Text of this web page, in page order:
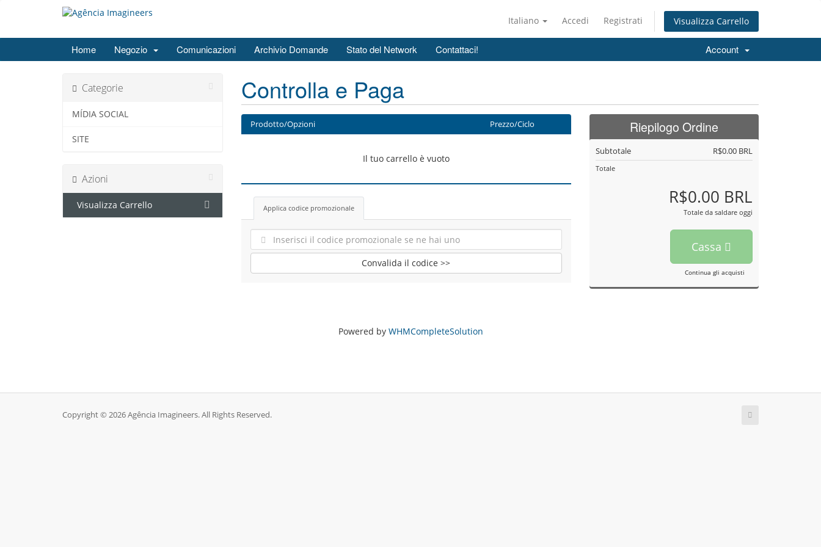
Italiano Accedi Registrati Visualizza Carrello
Home Negozio Comunicazioni Archivio Domande Stato del Network Contattaci! Account
Categorie
MÍDIA SOCIAL
SITE
Azioni
Visualizza Carrello
Controlla e Paga
Prodotto/Opzioni Prezzo/Ciclo
Il tuo carrello è vuoto
Applica codice promozionale
Convalida il codice >>
Riepilogo Ordine
Subtotale R$0.00 BRL
Totale
R$0.00 BRL
Totale da saldare oggi
Cassa
Continua gli acquisti
Powered by WHMCompleteSolution
Copyright © 2026 Agência Imagineers. All Rights Reserved.